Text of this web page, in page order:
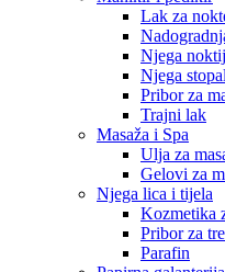
Lak za
Njega
Njega
Pribor za
Trajni lak
Masaža i Spa
Ulja za
Gelovi za
Njega lica i tijela
Kozmetika
Pribor za
Parafin